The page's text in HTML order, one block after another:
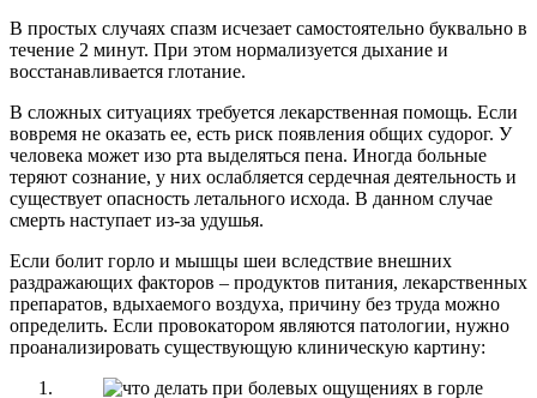
В простых случаях спазм исчезает самостоятельно буквально в
течение 2 минут. При этом нормализуется дыхание и
восстанавливается глотание.
В сложных ситуациях требуется лекарственная помощь. Если
вовремя не оказать ее, есть риск появления общих судорог. У
человека может изо рта выделяться пена. Иногда больные
теряют сознание, у них ослабляется сердечная деятельность и
существует опасность летального исхода. В данном случае
смерть наступает из-за удушья.
Если болит горло и мышцы шеи вследствие внешних
раздражающих факторов – продуктов питания, лекарственных
препаратов, вдыхаемого воздуха, причину без труда можно
определить. Если провокатором являются патологии, нужно
проанализировать существующую клиническую картину: